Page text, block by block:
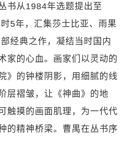
书从1984年选题提出至
5年，汇集莎士比亚、雨果
经典之作，凝结当时国内
家的心血。画家们以灵动的
》的钟楼阴影，用细腻的线
层褶皱，让《神曲》的地
触摸的画面肌理，为一代代
的精神桥梁。曹禺在丛书序